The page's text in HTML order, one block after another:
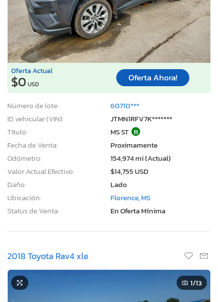
Oferta Actual
$0 USD
Oferta Ahora!
Número de lote:
60710***
ID vehicular (VIN):
JTMN1RFV7K*******
Título:
MS ST R
Fecha de Venta:
Proximamente
Odómetro:
154,974 mi (Actual)
Valor Actual Efectivo:
$14,755 USD
Daño:
Lado
Ubicación:
Florence, MS
Status de Venta:
En Oferta Mínima
2018 Toyota Rav4 xle
1/13